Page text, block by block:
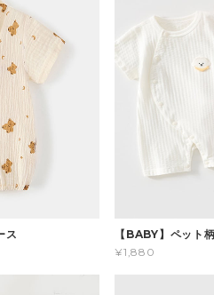
ス
【BABY】ペット
¥1,880